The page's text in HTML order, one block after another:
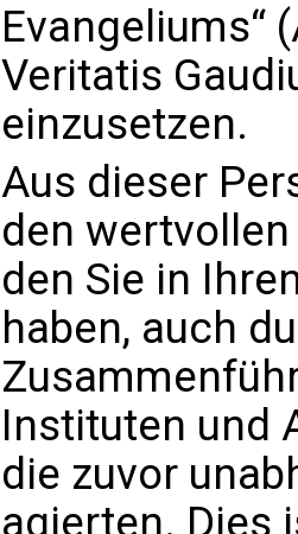
Evangeliums“
Veritatis
einzusetzen.
Aus dieser
den
den Sie in
haben, auch
Instituten und
die zuvor
agierten. Dies